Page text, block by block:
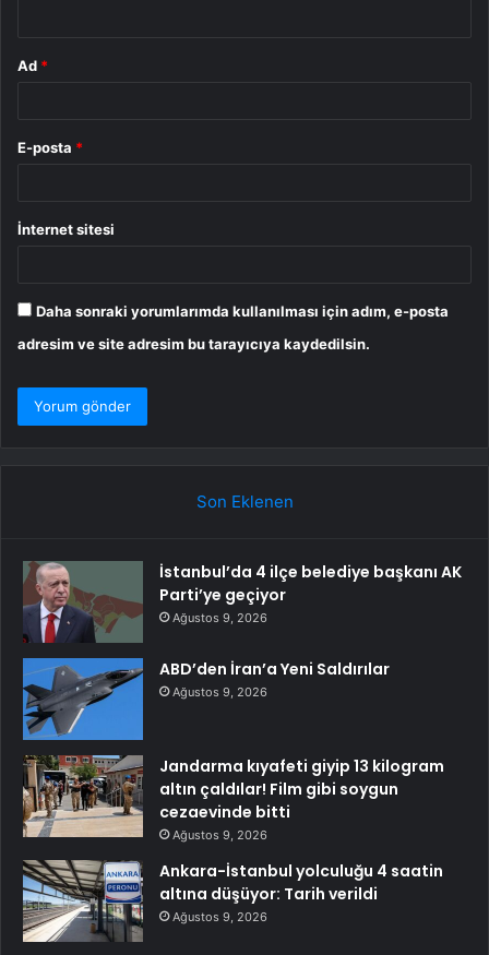
Ad *
E-posta *
İnternet sitesi
Daha sonraki yorumlarımda kullanılması için adım, e-posta
adresim ve site adresim bu tarayıcıya kaydedilsin.
Son Eklenen
İstanbul’da 4 ilçe belediye başkanı AK
Parti’ye geçiyor
Ağustos 9, 2026
ABD’den İran’a Yeni Saldırılar
Ağustos 9, 2026
Jandarma kıyafeti giyip 13 kilogram
altın çaldılar! Film gibi soygun
cezaevinde bitti
Ağustos 9, 2026
Ankara-İstanbul yolculuğu 4 saatin
altına düşüyor: Tarih verildi
Ağustos 9, 2026